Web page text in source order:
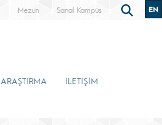
Mezun Sanal Kampüs EN
ARAŞTIRMA İLETİŞİM